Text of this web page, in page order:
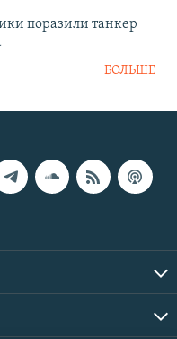
поразили танкер
БОЛЬШЕ